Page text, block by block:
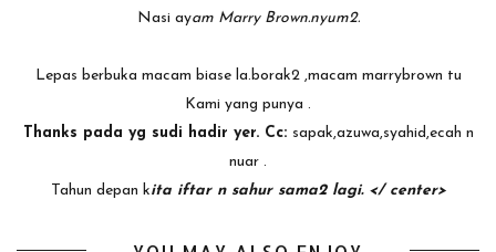
Nasi ayam Marry Brown.nyum2.
Lepas berbuka macam biase la.borak2 ,macam marrybrown tu
Kami yang punya .
Thanks pada yg sudi hadir yer. Cc: sapak,azuwa,syahid,ecah n
nuar .
Tahun depan kita iftar n sahur sama2 lagi. </ center>